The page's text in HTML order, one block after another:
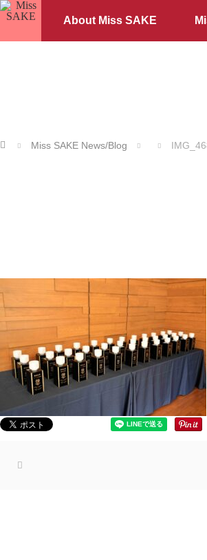
About Miss SAKE
ホーム Miss SAKE News/Blog